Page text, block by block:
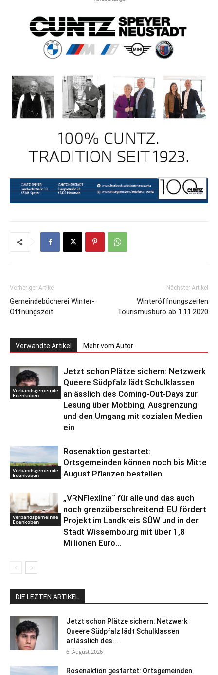
Vorheriger Artikel
Gemeindebücherei Winter-
Öffnungszeit
Nächster Artikel
Winteröffnungszeiten
Tourismusbüro ab 1.11.2020
Verwandte Artikel Mehr vom Autor
Verbandsgemeinde
Edenkoben
Jetzt schon Plätze sichern: Netzwerk
Queere Südpfalz lädt Schulklassen
anlässlich des Coming-Out-Days zur
Lesung über Mobbing, Ausgrenzung
und den Umgang mit sozialen Medien
ein
Verbandsgemeinde
Edenkoben
Rosenaktion gestartet:
Ortsgemeinden können noch bis Mitte
August Pflanzen bestellen
Verbandsgemeinde
Edenkoben
„VRNFlexline“ für alle und das auch
noch grenzüberschreitend: EU fördert
Projekt im Landkreis SÜW und in der
Stadt Wissembourg mit über 1,8
Millionen Euro...
DIE LEZTEN ARTIKEL
Jetzt schon Plätze sichern: Netzwerk
Queere Südpfalz lädt Schulklassen
anlässlich des...
6. August 2026
Rosenaktion gestartet: Ortsgemeinden